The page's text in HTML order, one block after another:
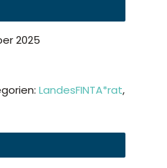
2025
LandesFINTA*rat,